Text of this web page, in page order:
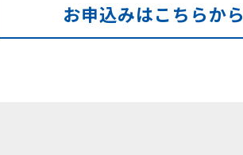
お申込みはこちらから